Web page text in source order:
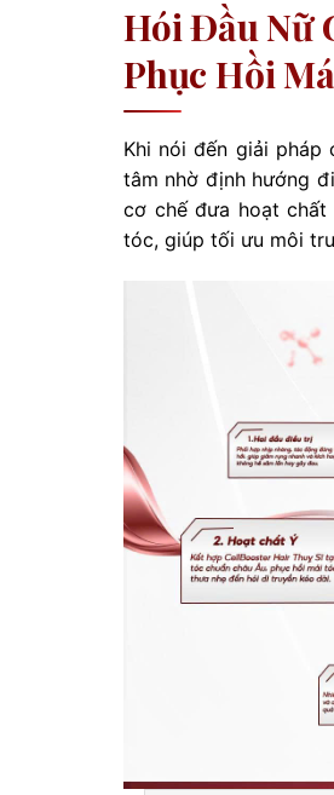
Hói Đầu Nữ
Phục Hồi
Khi nói đến giải pháp
tâm nhờ định hướng
cơ chế đưa hoạt chất
tóc, giúp tối ưu môi